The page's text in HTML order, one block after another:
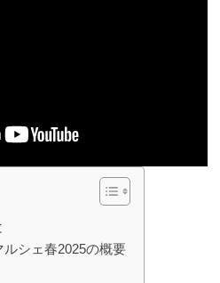
シェ春2025の概要